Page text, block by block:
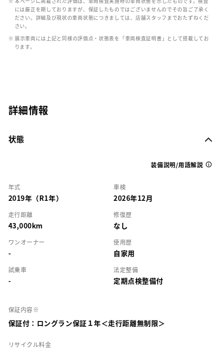
には厳正を期しておりますが、保証したものではございませんのでその旨ご了承く
ださい。詳細及び現状の車両状態につきましては、店舗スタッフまでおたずねくだ
さい。
※ 展示車両には上記と同様の評価点・状態表を「車両検査証明書」として搭載してお
ります。
詳細情報
状態
装備説明/用語解説
年式
2019年（R1年）
車検
2026年12月
走行距離
43,000km
修復歴
なし
ワンオーナー
-
使用歴
自家用
試乗車
-
法定整備
定期点検整備付
保証内容※
保証付：ロングラン保証１年＜走行距離無制限＞
リサイクル料金